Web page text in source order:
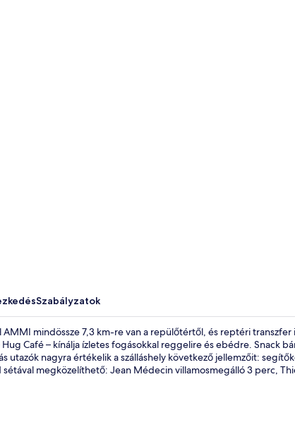
Szabályzatok
mindössze 7,3 km-re van a repülőtértől, és reptéri transzfer
Café – kínálja ízletes fogásokkal reggelire és ebédre. Snack
utazók nagyra értékelik a szálláshely következő jellemzőit:
megközelíthető: Jean Médecin villamosmegálló 3 perc,